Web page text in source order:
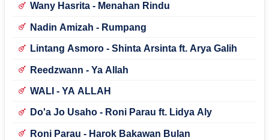
Wany Hasrita - Menahan Rindu
Nadin Amizah - Rumpang
Lintang Asmoro - Shinta Arsinta ft. Arya Galih
Reedzwann - Ya Allah
WALI - YA ALLAH
Do'a Jo Usaho - Roni Parau ft. Lidya Aly
Roni Parau - Harok Bakawan Bulan